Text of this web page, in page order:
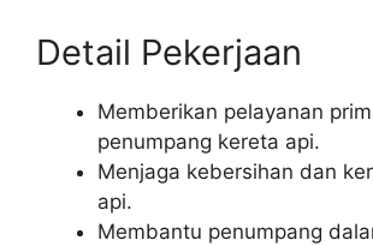
Detail Pekerjaan
Memberikan pelayanan
penumpang kereta api.
Menjaga kebersihan dan
api.
Membantu penumpang